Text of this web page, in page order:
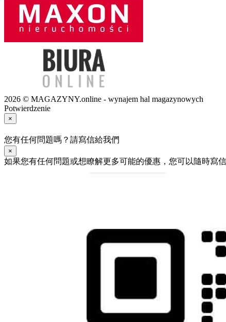
2026 © MAGAZYNY.online - wynajem hal magazynowych
Potwierdzenie
×
您有任何問題嗎？請寫信給我們
×
如果您有任何問題或想瞭解更多可能的優惠，您可以隨時寫